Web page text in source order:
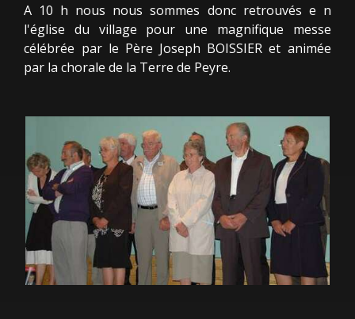
A 10 h nous nous sommes donc retrouvés e n
l'église du village pour une magnifique messe
célébrée par le Père Joseph BOISSIER et animée
par la chorale de la Terre de Peyre.